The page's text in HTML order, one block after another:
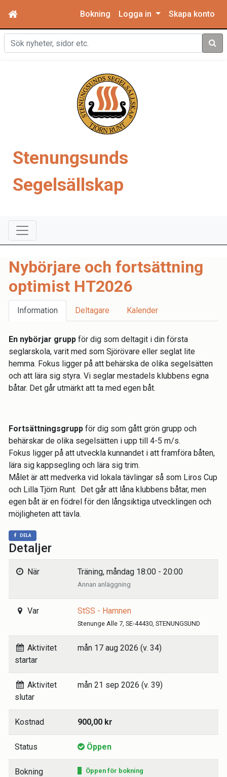
Bokning Logga in Skapa konto
Sök
Stenungsunds
Segelsällskap
Nybörjare och fortsättning
optimist HT2026
Information Deltagare Kalender
En nybörjar grupp för dig som deltagit i din första
seglarskola, varit med som Sjörövare eller seglat lite
hemma. Fokus ligger på att behärska de olika segelsätten
och att lära sig styra. Vi seglar mestadels klubbens egna
båtar. Det går utmärkt att ta med egen båt.
Fortsättningsgrupp för dig som gått grön grupp och
behärskar de olika segelsätten i upp till 4-5 m/s.
Fokus ligger på att utveckla kunnandet i att framföra båten,
lära sig kappsegling och lära sig trim.
Målet är att medverka vid lokala tävlingar så som Liros Cup
och Lilla Tjörn Runt. Det går att låna klubbens båtar, men
egen båt är en födrel för den långsiktiga utvecklingen och
möjligheten att tävla.
DELA
Detaljer
När Träning, måndag 18:00 - 20:00
Annan anläggning
Var StSS - Hamnen
Stenunge Alle 7, SE-44430, STENUNGSUND
Aktivitet
startar
mån 17 aug 2026 (v. 34)
Aktivitet
slutar
mån 21 sep 2026 (v. 39)
Kostnad 900,00 kr
Status Öppen
Bokning Öppen för bokning